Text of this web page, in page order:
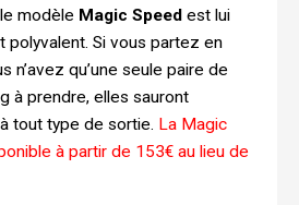
modèle Magic Speed est lui
polyvalent. Si vous partez en
n’avez qu’une seule paire de
à prendre, elles sauront
tout type de sortie. La Magic
à partir de 153€ au lieu de